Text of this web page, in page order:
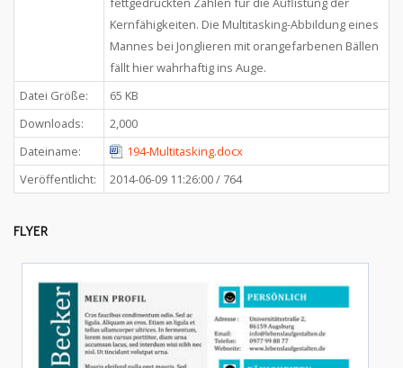
Kernfähigkeiten. Die Multitasking-Abbildung eines
Mannes bei Jonglieren mit orangefarbenen Bällen
fällt hier wahrhaftig ins Auge.
Datei Größe:
65 KB
Downloads:
2,000
Dateiname:
194-Multitasking.docx
Veröffentlicht:
2014-06-09 11:26:00 / 764
FLYER